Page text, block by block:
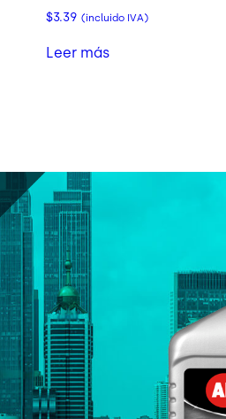
$3.39 (incluido IVA)
Leer más